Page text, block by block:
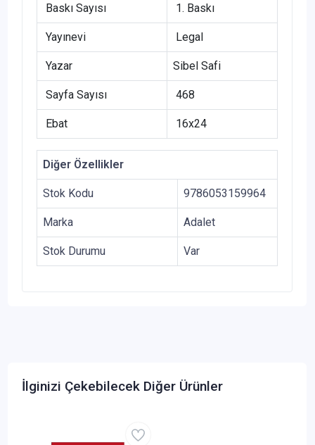
Baskı Sayısı 1. Baskı
Yayınevi Legal
Yazar Sibel Safi
Sayfa Sayısı 468
Ebat 16x24
Diğer Özellikler
Stok Kodu 9786053159964
Marka Adalet
Stok Durumu Var
İlginizi Çekebilecek Diğer Ürünler